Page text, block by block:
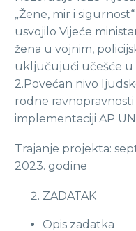
„Žene, mir i
usvojilo Vijeće
žena u vojnim,
uključujući učešće u
2.Povećan nivo
rodne
implementaciji AP
Trajanje projekta:
2023. godine
ZADATAK
Opis zadatka